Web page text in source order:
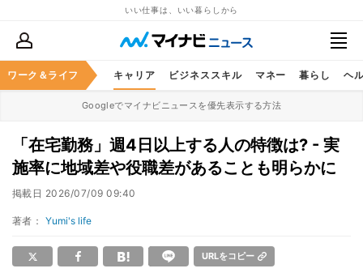
いい仕事は、いい暮らしから
ワーク＆ライフ キャリア ビジネススキル マネー 暮らし ヘ
Googleでマイナビニュースを優先表示する方法
「在宅勤務」週4日以上する人の特徴は? - 実
施率に地域差や役職差があることも明らかに
掲載日 2026/07/09 09:40
著者： Yumi's life
URLをコピー